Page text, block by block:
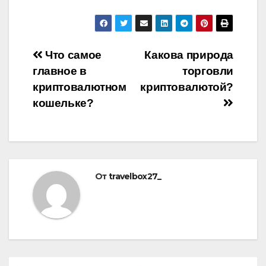
Навигация
по
записям
Какова природа
торговли
криптовалютой?
Что самое
главное в
криптовалютном
кошельке?
Отtravelbox27_